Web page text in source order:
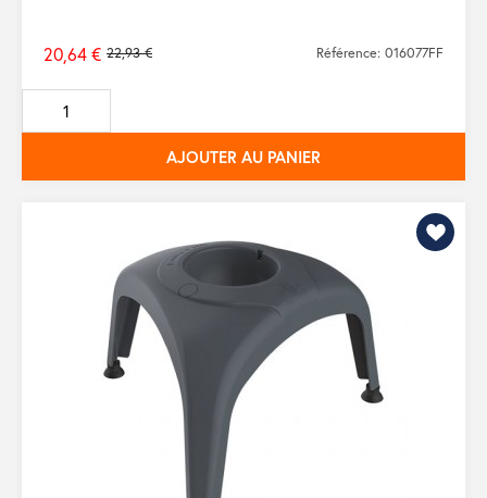
Prix
de
base
22,93 €
20,64 € Référence: 016077FF
AJOUTER AU PANIER